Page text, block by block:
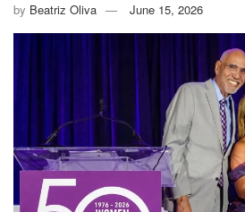
by Beatriz Oliva June 15, 2026